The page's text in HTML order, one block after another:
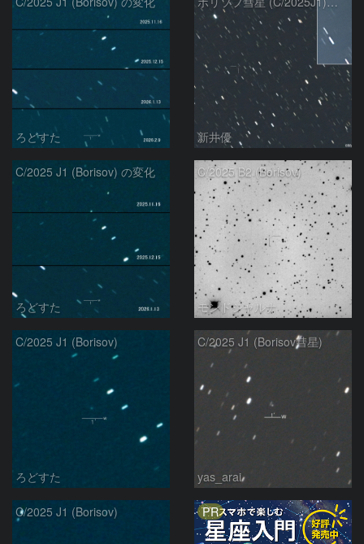
ろどすた 新井優
C/2025 J1 (Borisov) の変化
ろどすた
C/2025 B2 (Borisov)
モンドシャルナ
C/2025 J1 (Borisov)
ろどすた
C/2025 J1 (Borisov彗星)
yas_arai
C/2025 J1 (Borisov) PR